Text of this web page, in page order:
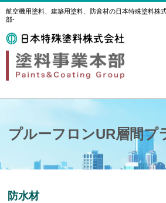
航空機用塗料、建築用塗料、防音材の日本特殊塗料株
部-
プルーフロンUR層間プ
防水材